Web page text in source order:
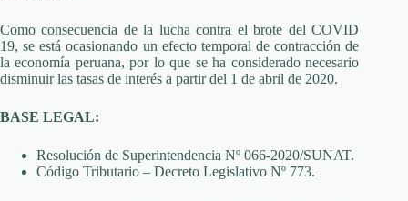
Como consecuencia de la lucha contra el brote del COVID
19, se está ocasionando un efecto temporal de contracción de
la economía peruana, por lo que se ha considerado necesario
disminuir las tasas de interés a partir del 1 de abril de 2020.
BASE LEGAL:
Resolución de Superintendencia Nº 066-2020/SUNAT.
Código Tributario – Decreto Legislativo Nº 773.